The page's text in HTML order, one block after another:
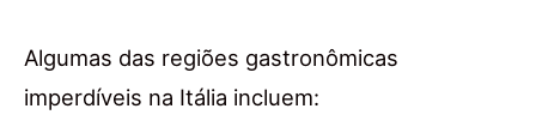
Algumas das regiões gastronômicas
imperdíveis na Itália incluem: